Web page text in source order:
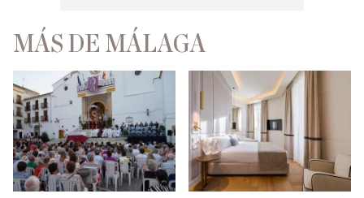
MÁS DE MÁLAGA